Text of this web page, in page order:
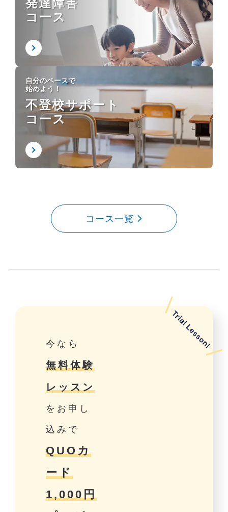
コース
自分のペースで
始めよう！
不登校サポート
コース
コース一覧
今なら
無料体験
レッスン
をお申し
込みで
QUOカ
ード
1,000円